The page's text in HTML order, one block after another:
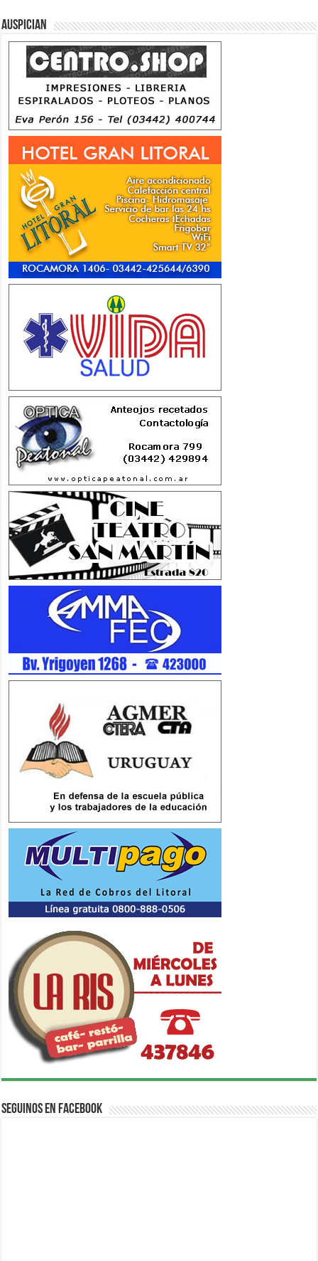
Auspician
Seguinos en Facebook